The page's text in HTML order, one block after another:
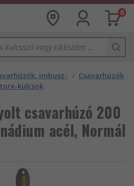
0
imbusz-
kulcsok
/ Csavarhúzók
csavarhúzó 200
acél, Normál